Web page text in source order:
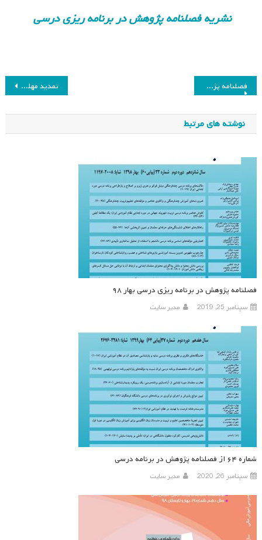
نشریه فصلنامه پژوهش در برنامه ریزی درسی
راهبری
نوشته
تمدید مهلت شرکت در همایش هفدهم انجمن مطالعات برنامه درسی ایران فصلنامه پژوهش در برنامه ریزی درسی بهار ۹۸
نوشته های مرتبط
فصلنامه پژوهش در برنامه ریزی درسی بهار ۹۸
سپتامبر 25, 2019 مدیر سایت
شماره ۶۴ از فصلنامه پژوهش در برنامه درسی
سپتامبر 26, 2020 مدیر سایت